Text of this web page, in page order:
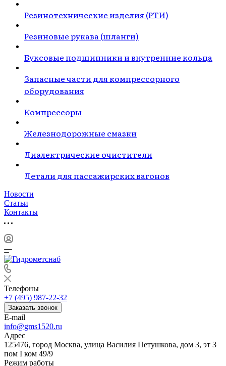
Резинотехнические изделия (РТИ)
Резиновые рукава (шланги)
Буксовые подшипники и внутренние кольца
Запасные части для компрессорного
оборудования
Компрессоры
Железнодорожные смазки
Диэлектрические очистители
Детали для пассажирских вагонов
Новости
Статьи
Контакты
Телефоны
+7 (495) 987-22-32
Заказать звонок
E-mail
info@gms1520.ru
Адрес
125476, город Москва, улица Василия Петушкова, дом 3, эт 3
пом I ком 49/9
Режим работы